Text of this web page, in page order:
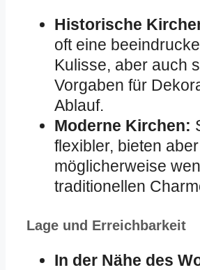
Historische
oft eine
Kulisse, aber auch
Vorgaben für
Ablauf.
Moderne Kirchen:
flexibler, bieten aber
möglicherweise
traditionellen
Lage und Erreichbarkeit
In der Nähe des